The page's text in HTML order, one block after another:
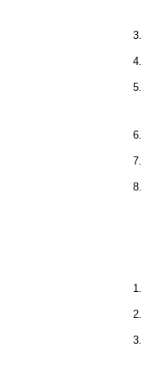
3.
4.
5.
6.
7.
8.
1.
2.
3.